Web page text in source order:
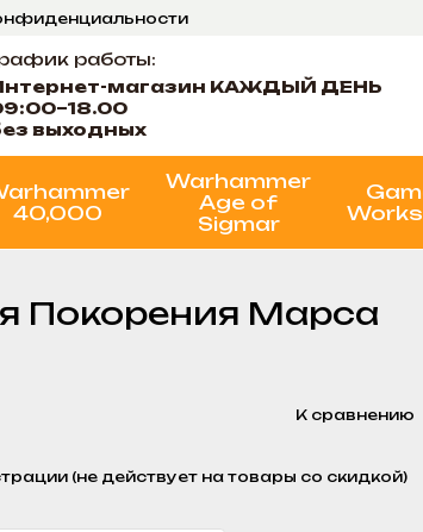
работы:
магазин КАЖДЫЙ ДЕНЬ
выходных
40,000
Warhammer
Age of
Sigmar
Покорения Марса
К сравнению
(не действует на товары со скидкой)